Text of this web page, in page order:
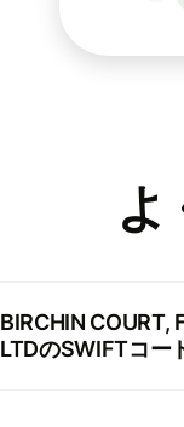
よ
BIRCHIN COURT,
LTDのSWIFTコー